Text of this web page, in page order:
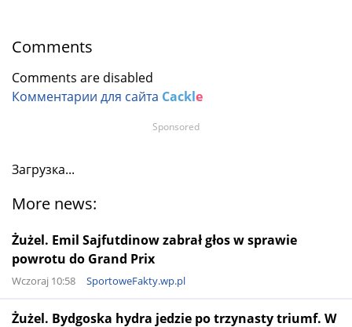
Comments
Comments are disabled
Комментарии для сайта Cackle
Загрузка...
More news:
Żużel. Emil Sajfutdinow zabrał głos w sprawie
powrotu do Grand Prix
Wczoraj 10:58 SportoweFakty.wp.pl
Żużel. Bydgoska hydra jedzie po trzynasty triumf. W
Sponsored